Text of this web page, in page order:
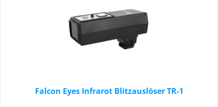
Falcon Eyes Infrarot Blitzauslöser TR-1